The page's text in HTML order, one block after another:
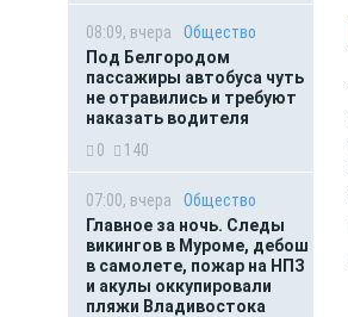
08:09, вчера
Общество
Под Белгородом
пассажиры автобуса чуть
не отравились и требуют
наказать водителя
0
140
07:00, вчера
Общество
Главное за ночь. Следы
викингов в Муроме, дебош
в самолете, пожар на НПЗ
и акулы оккупировали
пляжи Владивостока